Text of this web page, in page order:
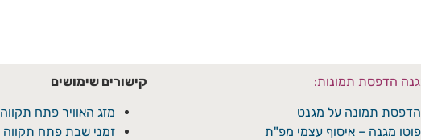
הדפסת תמונות:
הדפסת תמונה על מגנט
פוטו מגנה – איסוף עצמי מפ"ת
קישורים שימושים
מזג האוויר פתח תקווה
זמני שבת פתח תקווה